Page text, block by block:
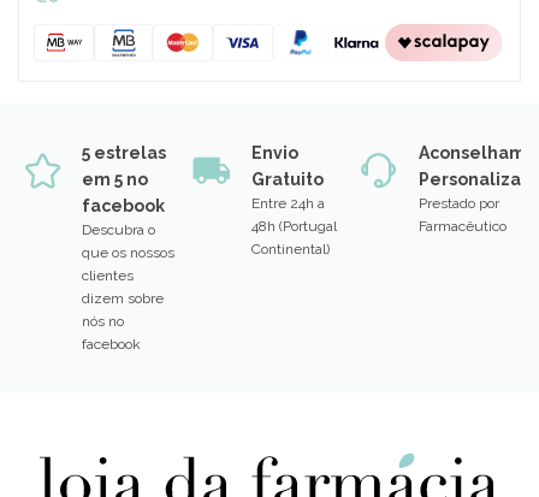
5 estrelas
em 5 no
facebook
Descubra o
que os nossos
clientes
dizem sobre
nós no
facebook
Envio
Gratuito
Entre 24h a
48h (Portugal
Continental)
Prestado por
Farmacêutico